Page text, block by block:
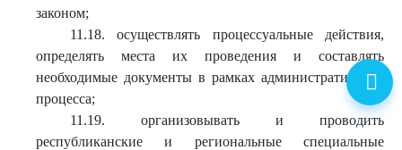
законом;
11.18. осуществлять процессуальные действия,
определять места их проведения и составлять
необходимые документы в рамках административного
процесса;
11.19. организовывать и проводить
республиканские и региональные специальные